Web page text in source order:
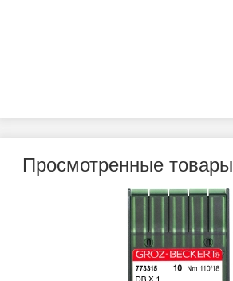
Просмотренные товары